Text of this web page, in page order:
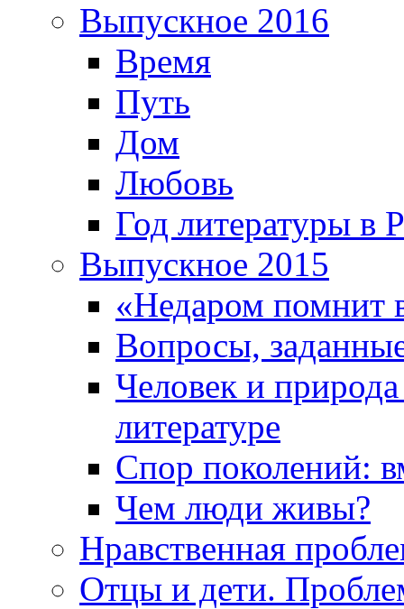
Выпускное 2016
Время
Путь
Дом
Любовь
Год литературы в
Выпускное 2015
«Недаром помнит
Вопросы,
Человек и
литературе
Спор поколений:
Чем люди живы?
Нравственная
Отцы и дети.